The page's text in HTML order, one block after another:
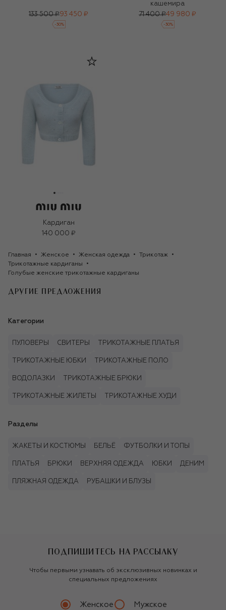
133 500 ₽93 450 ₽
-30%
кашемира
71 400 ₽49 980 ₽
-30%
Кардиган
140 000 ₽
Главная Женское Женская одежда
Трикотаж
Трикотажные кардиганы
Голубые женские трикотажные кардиганы
ДРУГИЕ ПРЕДЛОЖЕНИЯ
Категории
ПУЛОВЕРЫ СВИТЕРЫ ТРИКОТАЖНЫЕ ПЛАТЬЯ
ТРИКОТАЖНЫЕ ЮБКИ ТРИКОТАЖНЫЕ ПОЛО
ВОДОЛАЗКИ ТРИКОТАЖНЫЕ БРЮКИ
ТРИКОТАЖНЫЕ ЖИЛЕТЫ ТРИКОТАЖНЫЕ ХУДИ
Разделы
ЖАКЕТЫ И КОСТЮМЫ БЕЛЬЁ ФУТБОЛКИ И ТОПЫ
ПЛАТЬЯ БРЮКИ ВЕРХНЯЯ ОДЕЖДА ЮБКИ ДЕНИМ
ПЛЯЖНАЯ ОДЕЖДА РУБАШКИ И БЛУЗЫ
ПОДПИШИТЕСЬ НА РАССЫЛКУ
Чтобы первыми узнавать об эксклюзивных новинках и
специальных предложениях
Женское Мужское